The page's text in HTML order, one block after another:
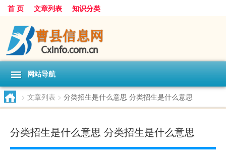
首 页 文章列表 知识分类
网站导航
> 文章列表 > 分类招生是什么意思 分类招生是什么意思
分类招生是什么意思 分类招生是什么意思